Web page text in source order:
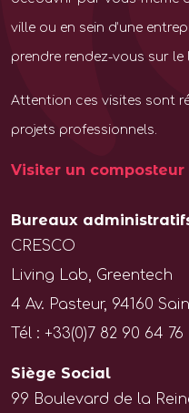
ville ou en sein d’une
prendre rendez-vous sur le
Attention ces visites sont
projets professionnels.
Visiter un composteur
Bureaux
CRESCO
Living Lab, Greentech
4 Av. Pasteur, 94160
Tél : +33(0)7 82 90 64 76
Siège Social
99 Boulevard de la